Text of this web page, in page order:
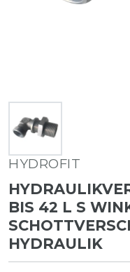
HYDROFIT
BIS 42 L S
HYDRAULIK